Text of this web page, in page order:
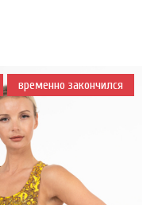
временно закончился